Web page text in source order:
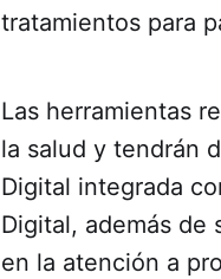
tratamientos para
Las herramientas
la salud y tendrán
Digital integrada
Digital, además de
en la atención a